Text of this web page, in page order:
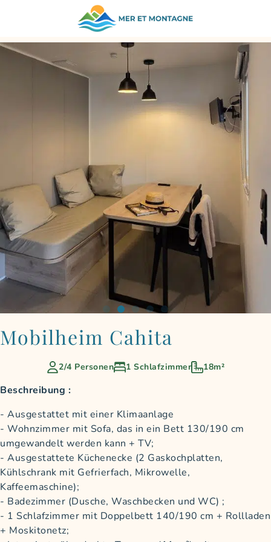
ZURÜCK ZU DEN UNTERKÜNFTEN
Mobilheim Cahita
2/4 Personen 1 Schlafzimmer 18m²
Beschreibung :
Ausgestattet mit einer Klimaanlage
Wohnzimmer mit Sofa, das in ein Bett 130/190 cm
umgewandelt werden kann + TV;
Ausgestattete Küchenecke (2 Gaskochplatten,
Kühlschrank mit Gefrierfach, Mikrowelle,
Kaffeemaschine);
Badezimmer (Dusche, Waschbecken und WC) ;
1 Schlafzimmer mit Doppelbett 140/190 cm + Rollladen
+ Moskitonetz;